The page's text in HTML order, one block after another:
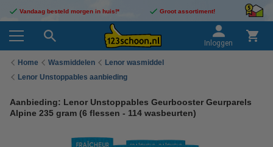
Vandaag besteld morgen in huis!* Groot assortiment!
Inloggen
Home Wasmiddelen
Lenor wasmiddel
Lenor Unstoppables aanbieding
Aanbieding: Lenor Unstoppables Geurbooster Geurparels
Alpine 235 gram (6 flessen - 114 wasbeurten)